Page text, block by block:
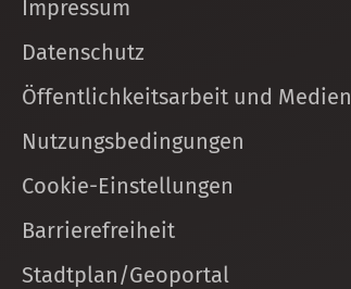
Impressum
Datenschutz
Öffentlichkeitsarbeit und Medien
Nutzungsbedingungen
Cookie-Einstellungen
Barrierefreiheit
Stadtplan/Geoportal